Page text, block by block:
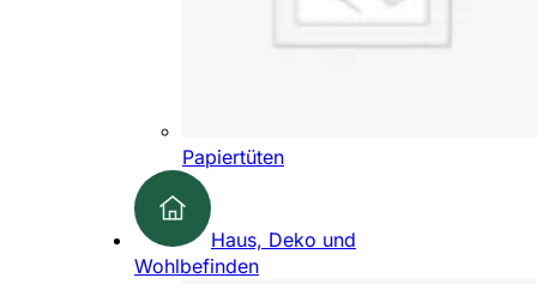
Papiertüten
Haus, Deko und
Wohlbefinden